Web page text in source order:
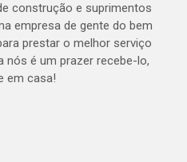
construção e suprimentos
empresa de gente do bem
prestar o melhor serviço
nós é um prazer recebe-lo,
em casa!